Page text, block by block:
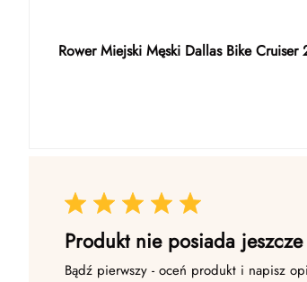
Rower Miejski Męski Dallas Bike Cruiser
Produkt nie posiada
Bądź pierwszy - oceń produkt i napisz